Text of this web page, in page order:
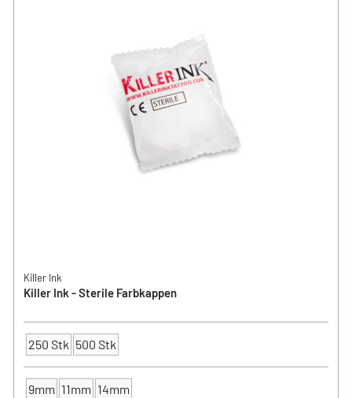
Killer Ink
Killer Ink - Sterile Farbkappen
Verpackungseinheit
250 Stk 500 Stk
9mm 11mm 14mm